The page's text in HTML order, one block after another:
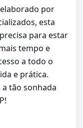
por
esta
para estar
tempo e
a todo o
e prática.
tão sonhada